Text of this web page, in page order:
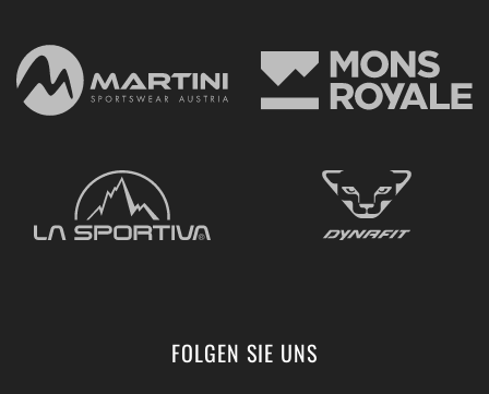
FOLGEN SIE UNS